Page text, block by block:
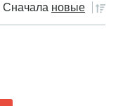
Сначала новые